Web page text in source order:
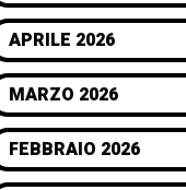
APRILE 2026
MARZO 2026
FEBBRAIO 2026